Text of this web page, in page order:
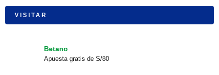
VISITAR
Betano
Apuesta gratis de S/80